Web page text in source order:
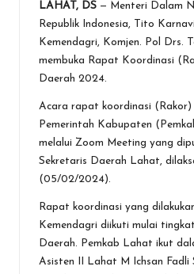
ce
b
o
k
tt
er
at
s
A
p
e
LAHAT, DS — Menteri Dalam
Republik Indonesia, Tito
Kemendagri, Komjen. Pol Drs.
membuka Rapat Koordinasi
Daerah 2024.
Acara rapat koordinasi
Pemerintah Kabupaten
melalui Zoom Meeting yang
Sekretaris Daerah Lahat,
(05/02/2024).
Rapat koordinasi yang
Kemendagri diikuti mulai
Daerah. Pemkab Lahat ikut
Asisten II Lahat M Ichsan Fadli